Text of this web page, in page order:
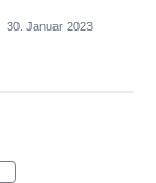
30. Januar 2023